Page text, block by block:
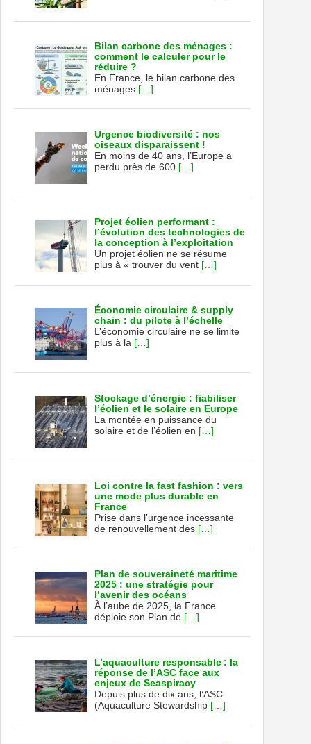
Bilan carbone des ménages :
comment le calculer pour le
réduire ?
En France, le bilan carbone des
ménages […]
Urgence biodiversité : nos
oiseaux disparaissent !
En moins de 40 ans, l’Europe a
perdu près de 600 […]
Projet éolien performant :
l’évolution des technologies de
la conception à l’exploitation
Un projet éolien ne se résume
plus à « trouver du vent […]
Économie circulaire & supply
chain : du pilote à l’échelle
L’économie circulaire ne se limite
plus à la […]
Stockage d’énergie : fiabiliser
l’éolien et le solaire en Europe
La montée en puissance du
solaire et de l’éolien en […]
Loi contre la fast fashion : vers
une mode plus durable en
France
Prise dans l’urgence incessante
de renouvellement des […]
Plan de souveraineté maritime
2025 : une stratégie pour
l’avenir des océans
À l’aube de 2025, la France
déploie son Plan de […]
L’aquaculture responsable : la
réponse de l’ASC face aux
enjeux de Seaspiracy
Depuis plus de dix ans, l’ASC
(Aquaculture Stewardship […]